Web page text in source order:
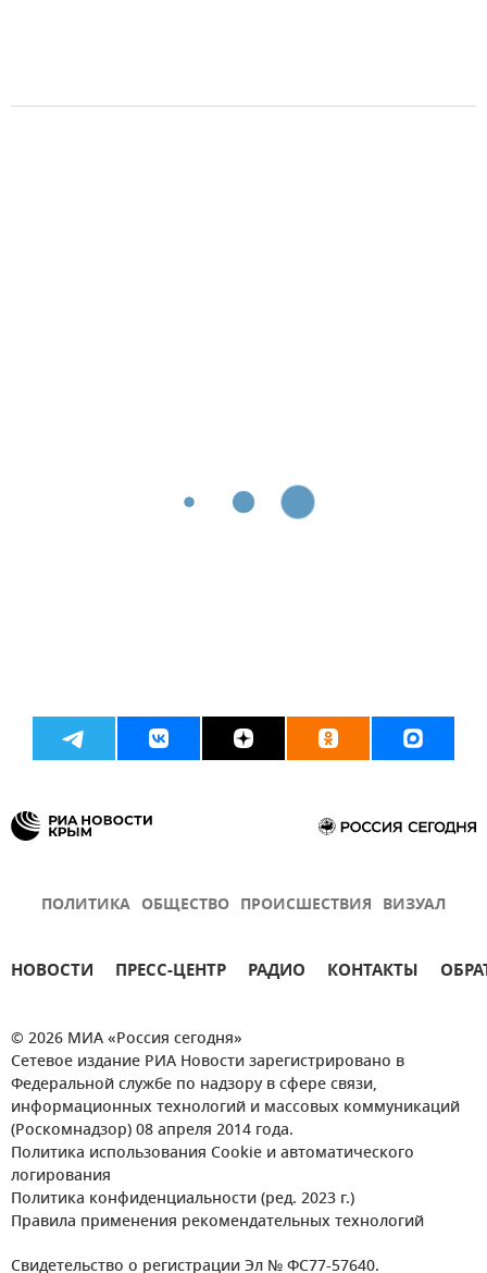
ПОЛИТИКА ОБЩЕСТВО ПРОИСШЕСТВИЯ ВИЗУАЛ
НОВОСТИ ПРЕСС-ЦЕНТР РАДИО КОНТАКТЫ
© 2026 МИА «Россия сегодня»
Сетевое издание РИА Новости зарегистрировано в
Федеральной службе по надзору в сфере связи,
информационных технологий и массовых коммуникаций
(Роскомнадзор) 08 апреля 2014 года.
Политика использования Cookie и автоматического
логирования
Политика конфиденциальности (ред. 2023 г.)
Правила применения рекомендательных технологий
Свидетельство о регистрации Эл № ФС77-57640.